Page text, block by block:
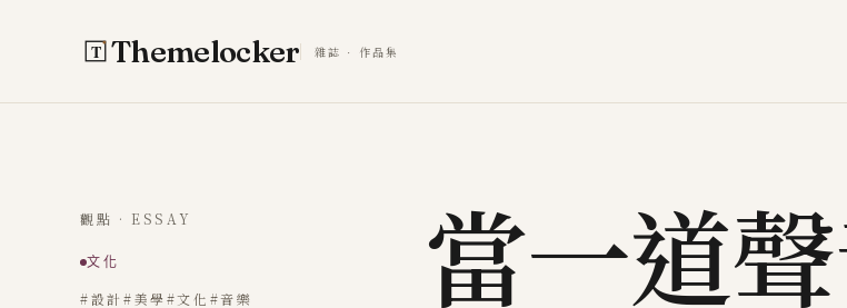
Themelocker 雜誌 · 作品集
觀點 · ESSAY
文化
#設計#美學#文化 #音樂 當一道